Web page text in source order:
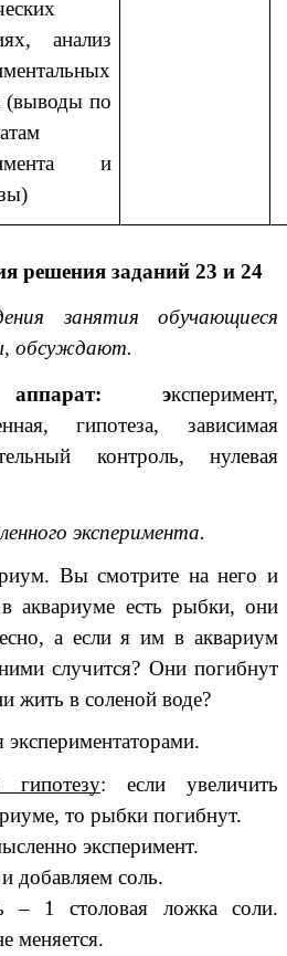
анализ
(выводы по
и
решения заданий 23 и 24
занятия обучающиеся
обсуждают.
аппарат: эксперимент,
гипотеза, зависимая
контроль, нулевая
эксперимента.
Вы смотрите на него и
аквариуме есть рыбки, они
а если я им в аквариум
случится? Они погибнут
жить в соленой воде?
экспериментаторами.
гипотезу: если увеличить
то рыбки погибнут.
эксперимент.
добавляем соль.
– 1 столовая ложка соли.
меняется.